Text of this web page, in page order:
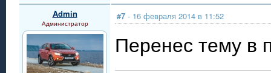
Admin
Администратор
#7 - 16 февраля 2014 в 11:52
Перенес тему в